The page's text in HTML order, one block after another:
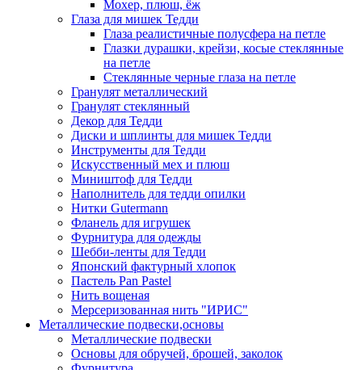
Мохер, плюш, ёж
Глаза для мишек Тедди
Глаза реалистичные полусфера на петле
Глазки дурашки, крейзи, косые стеклянные
на петле
Стеклянные черные глаза на петле
Гранулят металлический
Гранулят стеклянный
Декор для Тедди
Диски и шплинты для мишек Тедди
Инструменты для Тедди
Искусственный мех и плюш
Миништоф для Тедди
Наполнитель для тедди опилки
Нитки Gutermann
Фланель для игрушек
Фурнитура для одежды
Шебби-ленты для Тедди
Японский фактурный хлопок
Пастель Pan Pastel
Нить вощеная
Мерсеризованная нить "ИРИС"
Металлические подвески,основы
Металлические подвески
Основы для обручей, брошей, заколок